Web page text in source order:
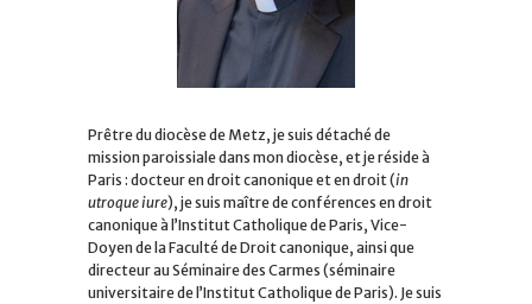
Prêtre du diocèse de Metz, je suis détaché de
mission paroissiale dans mon diocèse, et je réside à
Paris : docteur en droit canonique et en droit (in
utroque iure), je suis maître de conférences en droit
canonique à l’Institut Catholique de Paris, Vice-
Doyen de la Faculté de Droit canonique, ainsi que
directeur au Séminaire des Carmes (séminaire
universitaire de l’Institut Catholique de Paris). Je suis